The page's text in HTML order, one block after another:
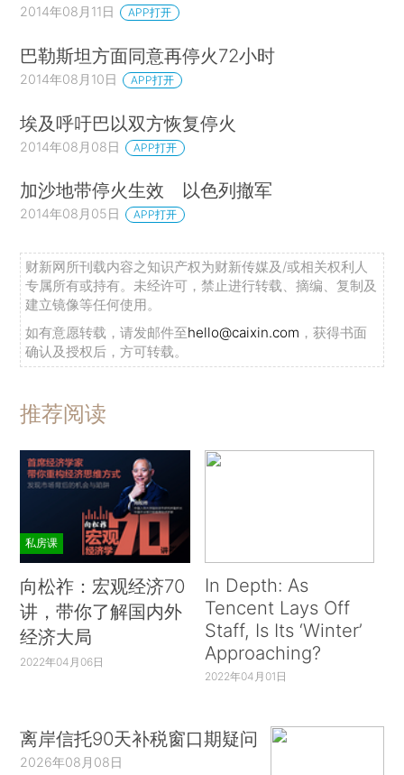
2014年08月11日 APP打开
巴勒斯坦方面同意再停火72小时
2014年08月10日 APP打开
埃及呼吁巴以双方恢复停火
2014年08月08日 APP打开
加沙地带停火生效 以色列撤军
2014年08月05日 APP打开
财新网所刊载内容之知识产权为财新传媒及/或相关权利人
专属所有或持有。未经许可，禁止进行转载、摘编、复制及
建立镜像等任何使用。
如有意愿转载，请发邮件至hello@caixin.com ，获得书面
确认及授权后，方可转载。
推荐阅读
私房课
向松祚：宏观经济70
讲，带你了解国内外
经济大局
2022年04月06日
In Depth: As
Tencent Lays Off
Staff, Is Its ‘Winter’
Approaching?
2022年04月01日
离岸信托90天补税窗口期疑问
2026年08月08日